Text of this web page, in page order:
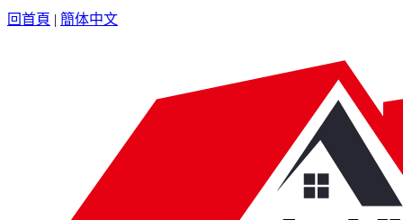
回首頁 | 簡体中文